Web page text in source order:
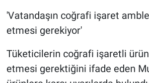
'Vatandaşın coğrafi işaret
etmesi gerekiyor'
Tüketicilerin coğrafi işaretli
etmesi gerektiğini ifade eden